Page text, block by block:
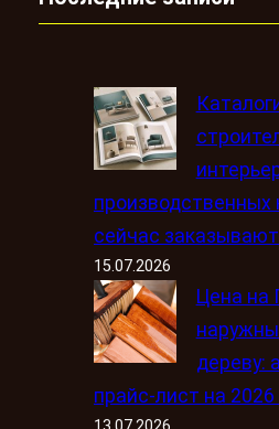
производственных
сейчас заказывают
15.07.2026
Цена на
дереву:
прайс-лист на 2026
13.07.2026